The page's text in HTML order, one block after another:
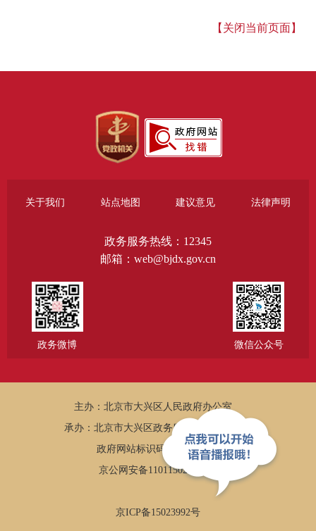
【关闭当前页面】
关于我们 站点地图 建议意见 法律声明
政务服务热线：12345
邮箱：web@bjdx.gov.cn
政务微博 微信公众号
主办：北京市大兴区人民政府办公室
承办：北京市大兴区政务服务和数据管理局
政府网站标识码：1101150005
京公网安备11011502002502
京ICP备15023992号